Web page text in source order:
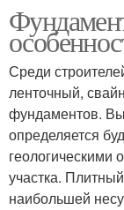
Среди
ленточный,
фундаментов.
определяется
геологическими
участка.
наибольшей